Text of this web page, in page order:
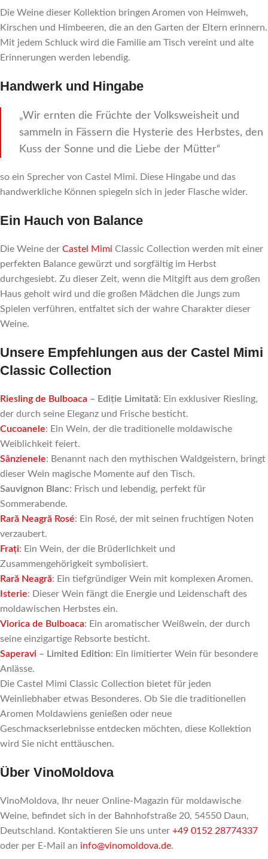
Die Weine dieser Kollektion bringen Aromen von Heimweh,
Kirschen und Himbeeren, die an den Garten der Eltern erinnern.
Mit jedem Schluck wird die Familie am Tisch vereint und alte
Erinnerungen werden lebendig.
Handwerk und Hingabe
„Wir ernten die Früchte der Volksweisheit und
sammeln in Fässern die Hysterie des Herbstes, den
Kuss der Sonne und die Liebe der Mütter“
so ein Sprecher von Castel Mimi. Diese Hingabe und das
handwerkliche Können spiegeln sich in jeder Flasche wider.
Ein Hauch von Balance
Die Weine der Castel Mimi Classic Collection werden mit einer
perfekten Balance gewürzt und sorgfältig im Herbst
durchgesiebt. Zu dieser Zeit, wenn die Mitgift aus dem großen
Haus geholt wird und die großen Mädchen die Jungs zum
Spielen verführen, entfaltet sich der wahre Charakter dieser
Weine.
Unsere Empfehlungen aus der Castel Mimi
Classic Collection
Riesling de Bulboaca – Ediție Limitată: Ein exklusiver Riesling,
der durch seine Eleganz und Frische besticht.
Cucoanele: Ein Wein, der die traditionelle moldawische
Weiblichkeit feiert.
Sânzienele: Benannt nach den mythischen Waldgeistern, bringt
dieser Wein magische Momente auf den Tisch.
Sauvignon Blanc: Frisch und lebendig, perfekt für
Sommerabende.
Rară Neagră Rosé: Ein Rosé, der mit seinen fruchtigen Noten
verzaubert.
Frați: Ein Wein, der die Brüderlichkeit und
Zusammengehörigkeit symbolisiert.
Rară Neagră: Ein tiefgründiger Wein mit komplexen Aromen.
Isterie: Dieser Wein fängt die Energie und Leidenschaft des
moldawischen Herbstes ein.
Viorica de Bulboaca: Ein aromatischer Weißwein, der durch
seine einzigartige Rebsorte besticht.
Saperavi – Limited Edition: Ein limitierter Wein für besondere
Anlässe.
Die Castel Mimi Classic Collection bietet für jeden
Weinliebhaber etwas Besonderes. Ob Sie die traditionellen
Aromen Moldawiens genießen oder neue
Geschmackserlebnisse entdecken möchten, diese Kollektion
wird Sie nicht enttäuschen.
Über VinoMoldova
VinoMoldova, Ihr neuer Online-Magazin für moldawische
Weine, befindet sich in der Bahnhofstraße 20, 54550 Daun,
Deutschland. Kontaktieren Sie uns unter +49 0152 28774337
oder per E-Mail an info@vinomoldova.de.